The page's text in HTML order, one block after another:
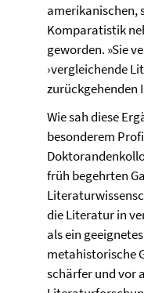
amerikanischen,
Komparatistik
geworden. »Sie
›vergleichende
Wie sah diese
besonderem
früh begehrten
die Literatur in
als ein
metahistorische
schärfer und vor